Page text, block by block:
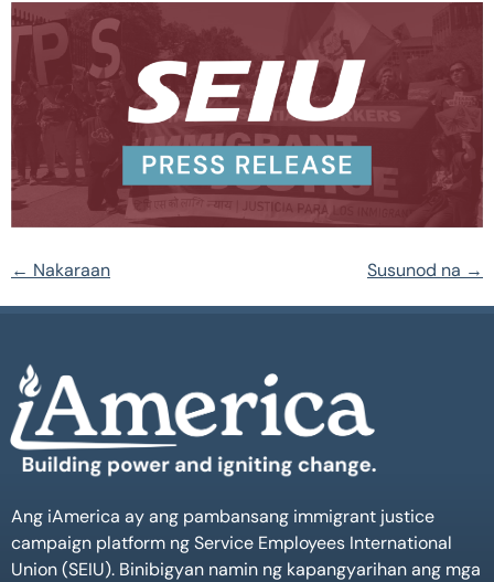
← Nakaraan Susunod na →
Ang iAmerica ay ang pambansang immigrant justice
campaign platform ng Service Employees International
Union (SEIU). Binibigyan namin ng kapangyarihan ang mga